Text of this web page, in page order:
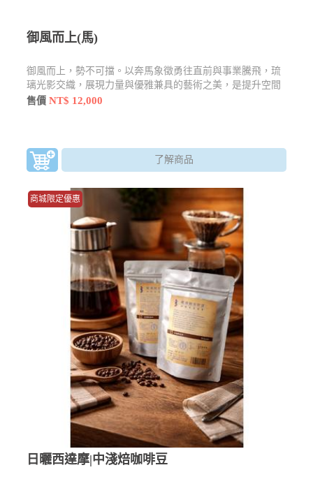
御風而上(馬)
御風而上，勢不可擋。以奔馬象徵勇往直前與事業騰飛，琉
璃光影交織，展現力量與優雅兼具的藝術之美，是提升空間
格調與寓意祝福的理想擺件。
售價NT$ 12,000
了解商品
商城限定優惠
日曬西達摩|中淺焙咖啡豆